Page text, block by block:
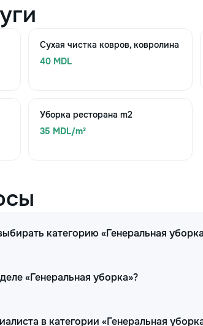
Сухая чистка ковров, ковролина
40 MDL
Уборка ресторана m2
35 MDL/m²
категорию «Генеральная
«Генеральная уборка»?
в категории «Генеральная